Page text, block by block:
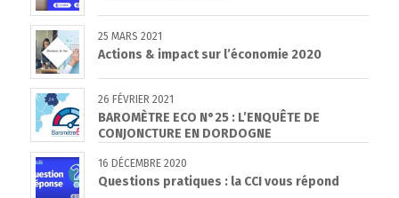
25 MARS 2021
Actions & impact sur l’économie 2020
26 FÉVRIER 2021
BAROMÈTRE ECO N°25 : L’ENQUÊTE DE
CONJONCTURE EN DORDOGNE
16 DÉCEMBRE 2020
Questions pratiques : la CCI vous répond